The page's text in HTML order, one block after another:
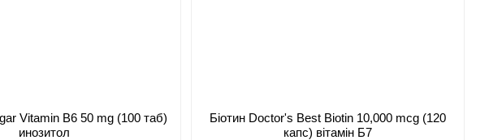
Vitamin B6 50 mg (100 таб)
инозитол
Біотин Doctor's Best Biotin 10,000 mcg (120
капс) вітамін Б7